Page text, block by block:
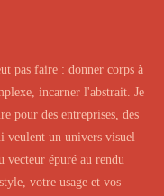
pas faire : donner corps à
incarner l'abstrait. Je
pour des entreprises, des
veulent un univers visuel
épuré au rendu
votre usage et vos